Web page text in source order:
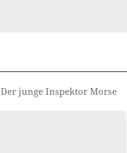
Der junge Inspektor Morse